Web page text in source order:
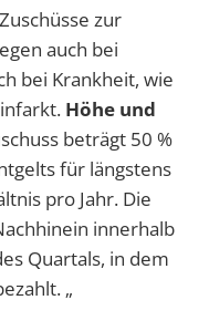
zur
auch bei
bei Krankheit, wie
Höhe und
beträgt 50 %
für längstens
pro Jahr. Die
innerhalb
Quartals, in dem
„